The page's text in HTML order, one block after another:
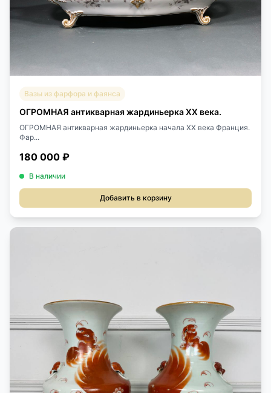
Вазы из фарфора и фаянса
ОГРОМНАЯ антикварная жардиньерка XX века.
ОГРОМНАЯ антикварная жардиньерка начала XX века Франция.
Фар...
180 000 ₽
В наличии
Добавить в корзину